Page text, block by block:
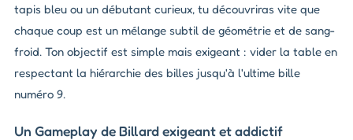
tapis bleu ou un débutant curieux, tu découvriras vite que
chaque coup est un mélange subtil de géométrie et de sang-
froid. Ton objectif est simple mais exigeant : vider la table en
respectant la hiérarchie des billes jusqu'à l'ultime bille
numéro 9.
Un Gameplay de Billard exigeant et addictif